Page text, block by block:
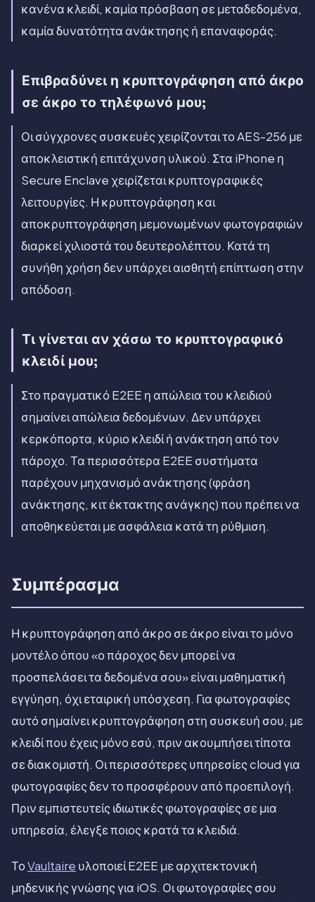
κανένα κλειδί, καμία πρόσβαση σε μεταδεδομένα,
καμία δυνατότητα ανάκτησης ή επαναφοράς.
Επιβραδύνει η κρυπτογράφηση από άκρο
σε άκρο το τηλέφωνό μου;
Οι σύγχρονες συσκευές χειρίζονται το AES-256 με
αποκλειστική επιτάχυνση υλικού. Στα iPhone η
Secure Enclave χειρίζεται κρυπτογραφικές
λειτουργίες. Η κρυπτογράφηση και
αποκρυπτογράφηση μεμονωμένων φωτογραφιών
διαρκεί χιλιοστά του δευτερολέπτου. Κατά τη
συνήθη χρήση δεν υπάρχει αισθητή επίπτωση στην
απόδοση.
Τι γίνεται αν χάσω το κρυπτογραφικό
κλειδί μου;
Στο πραγματικό E2EE η απώλεια του κλειδιού
σημαίνει απώλεια δεδομένων. Δεν υπάρχει
κερκόπορτα, κύριο κλειδί ή ανάκτηση από τον
πάροχο. Τα περισσότερα E2EE συστήματα
παρέχουν μηχανισμό ανάκτησης (φράση
ανάκτησης, κιτ έκτακτης ανάγκης) που πρέπει να
αποθηκεύεται με ασφάλεια κατά τη ρύθμιση.
Συμπέρασμα
Η κρυπτογράφηση από άκρο σε άκρο είναι το μόνο
μοντέλο όπου «ο πάροχος δεν μπορεί να
προσπελάσει τα δεδομένα σου» είναι μαθηματική
εγγύηση, όχι εταιρική υπόσχεση. Για φωτογραφίες
αυτό σημαίνει κρυπτογράφηση στη συσκευή σου, με
κλειδί που έχεις μόνο εσύ, πριν ακουμπήσει τίποτα
σε διακομιστή. Οι περισσότερες υπηρεσίες cloud για
φωτογραφίες δεν το προσφέρουν από προεπιλογή.
Πριν εμπιστευτείς ιδιωτικές φωτογραφίες σε μια
υπηρεσία, έλεγξε ποιος κρατά τα κλειδιά.
ΤοVaultaire υλοποιεί E2EE με αρχιτεκτονική
μηδενικής γνώσης για iOS. Οι φωτογραφίες σου